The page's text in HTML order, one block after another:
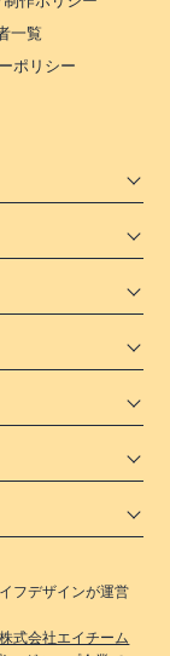
一覧
ポリシー
フデザインが運営
株式会社エイチーム